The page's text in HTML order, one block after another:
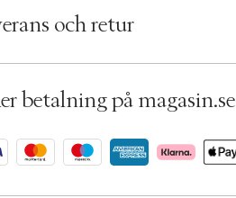
och retur
betalning på magasin.se